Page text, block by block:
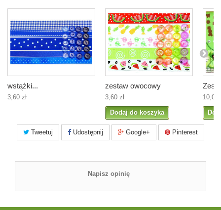
wstążki...
3,60 zł
zestaw owocowy
3,60 zł
Dodaj do koszyka
10,00
Tweetuj Udostępnij Google+ Pinterest
Napisz opinię